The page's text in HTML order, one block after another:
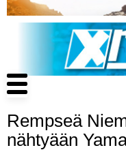
Main
navigation
Rempseä
nähtyään